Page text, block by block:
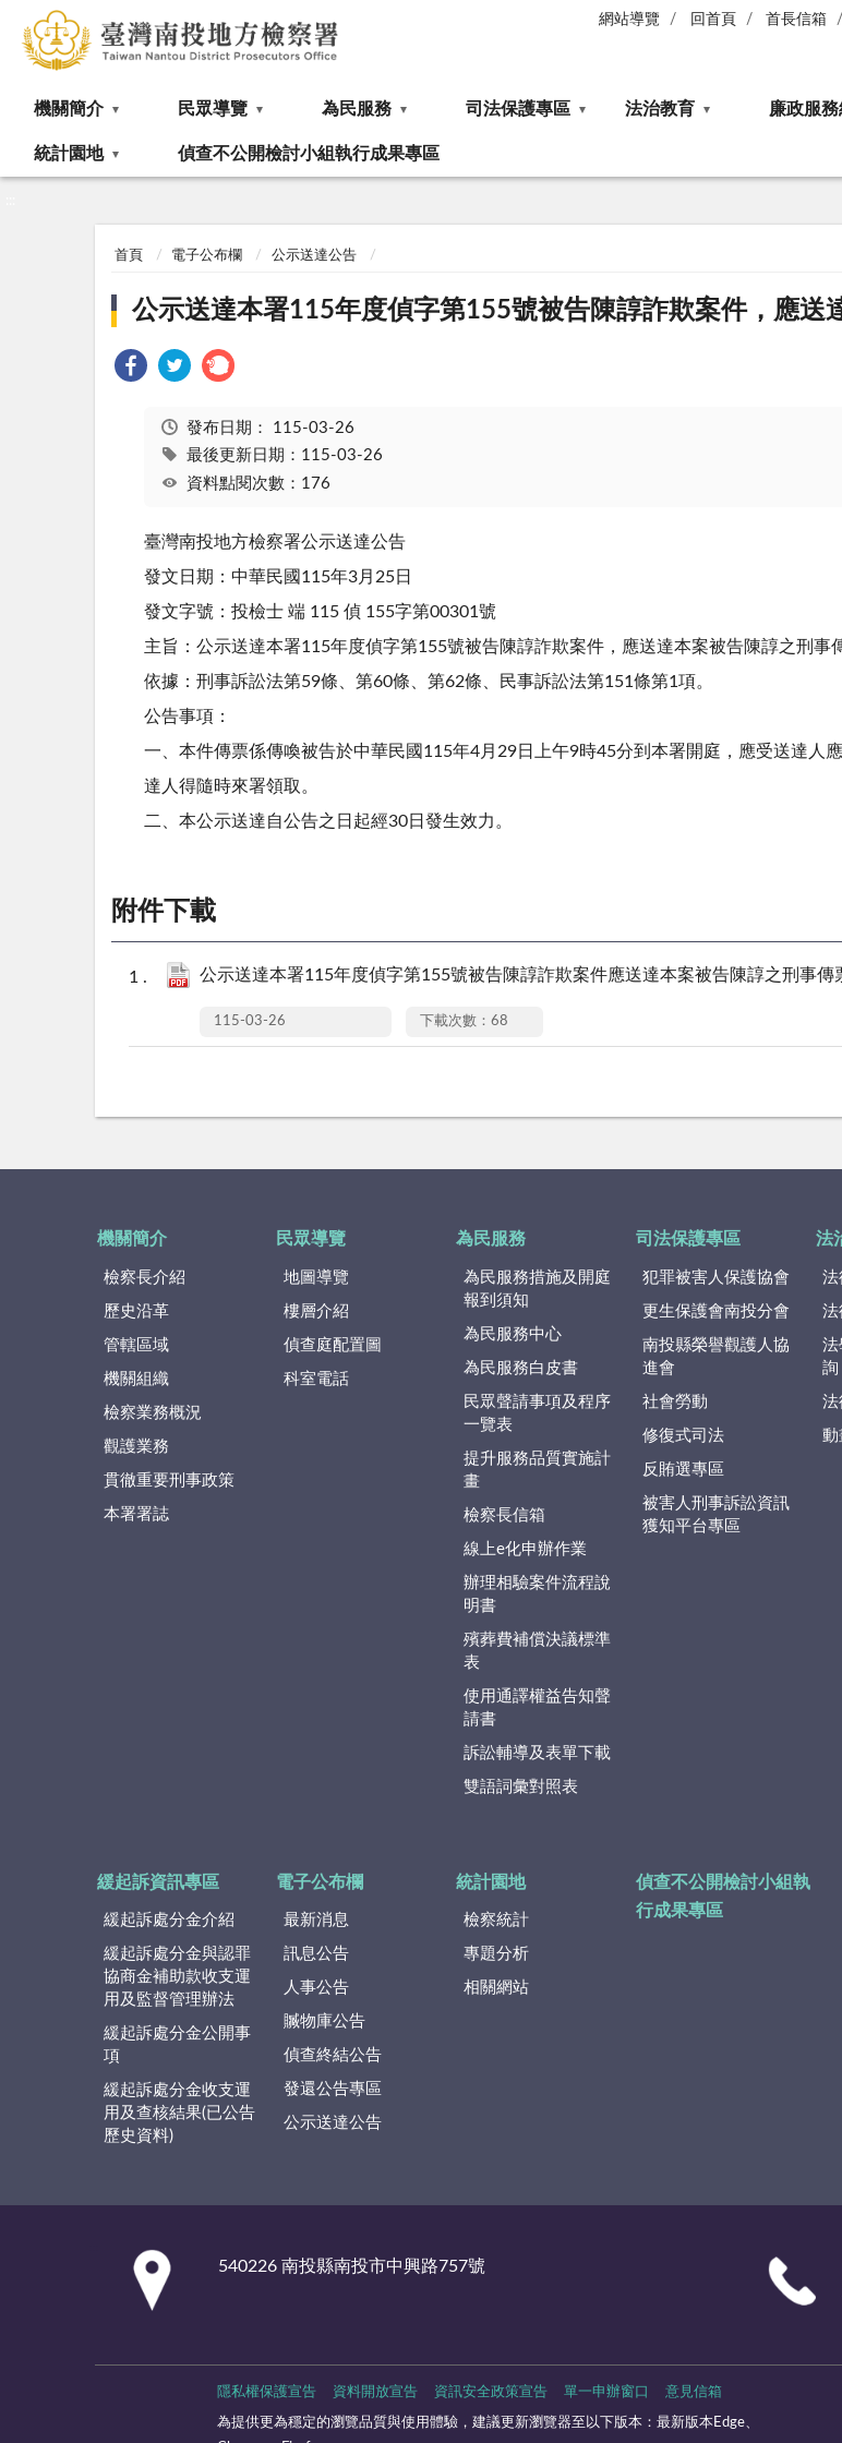
網站導覽 回首頁 首長信箱
機關簡介 民眾導覽 為民服務 司法保護專區 法治教育 廉政服務
統計園地 偵查不公開檢討小組執行成果專區
首頁 電子公布欄 公示送達公告
公示送達本署115年度偵字第155號被告陳諄詐欺案件，應送
發布日期： 115-03-26
最後更新日期：115-03-26
資料點閱次數：176
臺灣南投地方檢察署公示送達公告
發文日期：中華民國115年3月25日
發文字號：投檢士 端 115 偵 155字第00301號
主旨：公示送達本署115年度偵字第155號被告陳諄詐欺案件，應送達本案被告陳諄之刑事
依據：刑事訴訟法第59條、第60條、第62條、民事訴訟法第151條第1項。
公告事項：
一、本件傳票係傳喚被告於中華民國115年4月29日上午9時45分到本署開庭，應受送達人
達人得隨時來署領取。
二、本公示送達自公告之日起經30日發生效力。
附件下載
公示送達本署115年度偵字第155號被告陳諄詐欺案件應送達本案被告陳諄之刑事傳
115-03-26 下載次數：68
機關簡介
檢察長介紹
歷史沿革
管轄區域
機關組織
檢察業務概況
觀護業務
貫徹重要刑事政策
本署署誌
民眾導覽
地圖導覽
樓層介紹
偵查庭配置圖
科室電話
為民服務
為民服務措施及開庭
報到須知
為民服務中心
為民服務白皮書
民眾聲請事項及程序
一覽表
提升服務品質實施計
畫
檢察長信箱
線上e化申辦作業
辦理相驗案件流程說
明書
殯葬費補償決議標準
表
使用通譯權益告知聲
請書
訴訟輔導及表單下載
雙語詞彙對照表
司法保護專區
犯罪被害人保護協會
更生保護會南投分會
南投縣榮譽觀護人協
進會
社會勞動
修復式司法
反賄選專區
被害人刑事訴訟資訊
獲知平台專區
法
法
法
法
詢
法
動
緩起訴資訊專區
緩起訴處分金介紹
緩起訴處分金與認罪
協商金補助款收支運
用及監督管理辦法
緩起訴處分金公開事
項
緩起訴處分金收支運
用及查核結果(已公告
歷史資料)
電子公布欄
最新消息
訊息公告
人事公告
贓物庫公告
偵查終結公告
發還公告專區
公示送達公告
統計園地
檢察統計
專題分析
相關網站
偵查不公開檢討小組執
行成果專區
540226 南投縣南投市中興路757號
隱私權保護宣告 資料開放宣告 資訊安全政策宣告 單一申辦窗口 意見信箱
為提供更為穩定的瀏覽品質與使用體驗，建議更新瀏覽器至以下版本：最新版本Edge、